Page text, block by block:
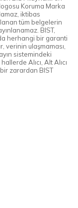
Koruma Marka
iktibas
tüm belgelerin
BIST,
herhangi bir garanti
verinin ulaşmaması,
sistemindeki
Alıcı, Alt Alıcı
zarardan BIST